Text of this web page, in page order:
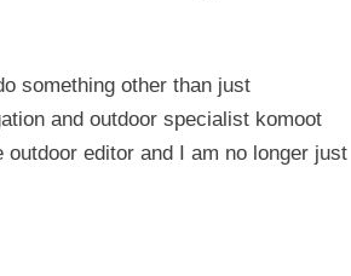
something other than just
and outdoor specialist komoot
editor and I am no longer just